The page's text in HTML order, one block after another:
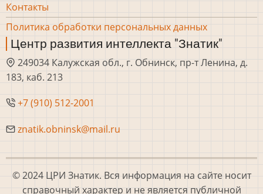
Контакты
Политика обработки персональных данных
Центр развития интеллекта "Знатик"
249034 Калужская обл., г. Обнинск, пр-т Ленина, д.
183, каб. 213
+7 (910) 512-2001
znatik.obninsk@mail.ru
© 2024 ЦРИ Знатик. Вся информация на сайте носит
справочный характер и не является публичной